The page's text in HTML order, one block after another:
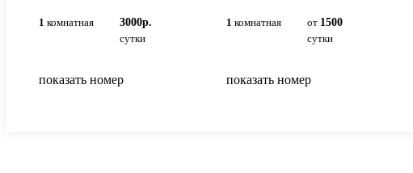
1 комнатная
3000р.
сутки
показать номер
1 комнатная от 1500
сутки
показать номер